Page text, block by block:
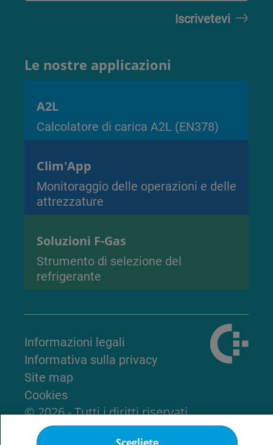
Le nostre applicazioni
A2L
Calcolatore di carica A2L (EN378)
Clim'App
Monitoraggio delle operazioni e delle
attrezzature
Soluzioni F-Gas
Strumento di selezione del
refrigerante
Informazioni legali
Informativa sulla privacy
Site map
Cookies
© 2026 - Tutti i diritti riservati